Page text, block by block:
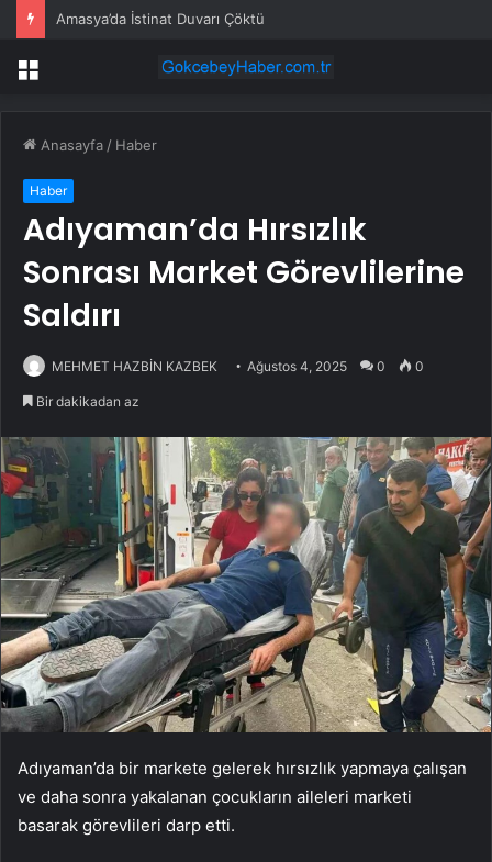
Amasya’da İstinat Duvarı Çöktü
Menü
Anasayfa / Haber
Haber
Adıyaman’da Hırsızlık
Sonrası Market Görevlilerine
Saldırı
MEHMET HAZBİN KAZBEK Ağustos 4, 2025 0 0
Bir dakikadan az
Adıyaman’da bir markete gelerek hırsızlık yapmaya çalışan
ve daha sonra yakalanan çocukların aileleri marketi
basarak görevlileri darp etti.